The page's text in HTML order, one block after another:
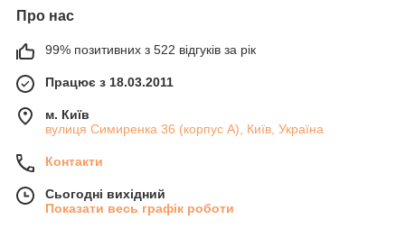
Про нас
99% позитивних з 522 відгуків за рік
Працює з 18.03.2011
м. Київ
вулиця Симиренка 36 (корпус А), Київ, Україна
Контакти
Сьогодні вихідний
Показати весь графік роботи